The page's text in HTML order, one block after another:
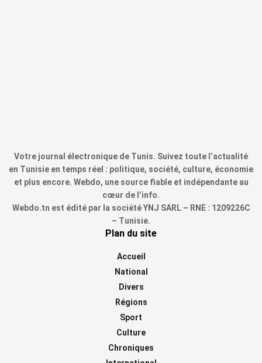
Votre journal électronique de Tunis. Suivez toute l’actualité
en Tunisie en temps réel : politique, société, culture, économie
et plus encore. Webdo, une source fiable et indépendante au
cœur de l’info.
Webdo.tn est édité par la société YNJ SARL – RNE : 1209226C
– Tunisie.
Plan du site
Accueil
National
Divers
Régions
Sport
Culture
Chroniques